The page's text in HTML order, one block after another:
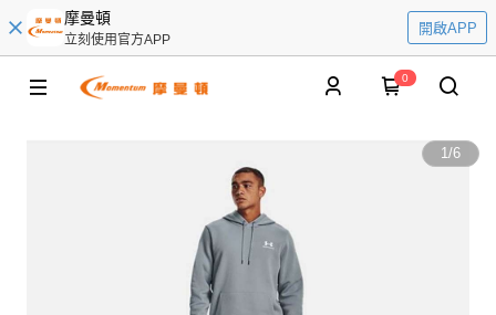
摩曼頓
立刻使用官方APP
開啟APP
0
1/6